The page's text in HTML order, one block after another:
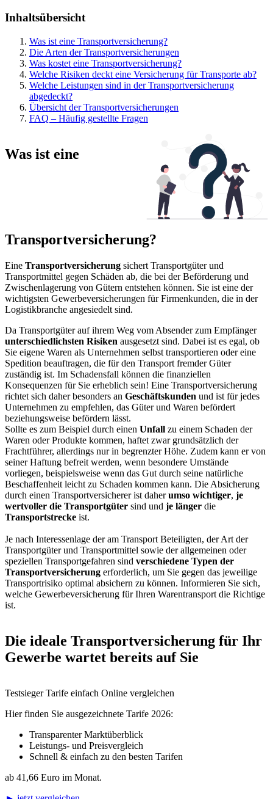
Inhaltsübersicht
Was ist eine Transportversicherung?
Die Arten der Transportversicherungen
Was kostet eine Transportversicherung?
Welche Risiken deckt eine Versicherung für Transporte ab?
Welche Leistungen sind in der Transportversicherung
abgedeckt?
Übersicht der Transportversicherungen
FAQ – Häufig gestellte Fragen
Was ist eine
Transportversicherung?
Eine Transportversicherung sichert Transportgüter und
Transportmittel gegen Schäden ab, die bei der Beförderung und
Zwischenlagerung von Gütern entstehen können. Sie ist eine der
wichtigsten Gewerbeversicherungen für Firmenkunden, die in der
Logistikbranche angesiedelt sind.
Da Transportgüter auf ihrem Weg vom Absender zum Empfänger
unterschiedlichsten Risiken ausgesetzt sind. Dabei ist es egal, ob
Sie eigene Waren als Unternehmen selbst transportieren oder eine
Spedition beauftragen, die für den Transport fremder Güter
zuständig ist. Im Schadensfall können die finanziellen
Konsequenzen für Sie erheblich sein! Eine Transportversicherung
richtet sich daher besonders an Geschäftskunden und ist für jedes
Unternehmen zu empfehlen, das Güter und Waren befördert
beziehungsweise befördern lässt.
Sollte es zum Beispiel durch einen Unfall zu einem Schaden der
Waren oder Produkte kommen, haftet zwar grundsätzlich der
Frachtführer, allerdings nur in begrenzter Höhe. Zudem kann er von
seiner Haftung befreit werden, wenn besondere Umstände
vorliegen, beispielsweise wenn das Gut durch seine natürliche
Beschaffenheit leicht zu Schaden kommen kann. Die Absicherung
durch einen Transportversicherer ist daherumso wichtiger, je
wertvoller die Transportgüter sind und je länger die
Transportstrecke ist.
Je nach Interessenlage der am Transport Beteiligten, der Art der
Transportgüter und Transportmittel sowie der allgemeinen oder
speziellen Transportgefahren sind verschiedene Typen der
Transportversicherung erforderlich, um Sie gegen das jeweilige
Transportrisiko optimal absichern zu können. Informieren Sie sich,
welche Gewerbeversicherung für Ihren Warentransport die Richtige
ist.
Die ideale Transportversicherung für Ihr
Gewerbe wartet bereits auf Sie
Testsieger Tarife einfach Online vergleichen
Hier finden Sie ausgezeichnete Tarife 2026:
Transparenter Marktüberblick
Leistungs- und Preisvergleich
Schnell & einfach zu den besten Tarifen
ab 41,66 Euro im Monat.